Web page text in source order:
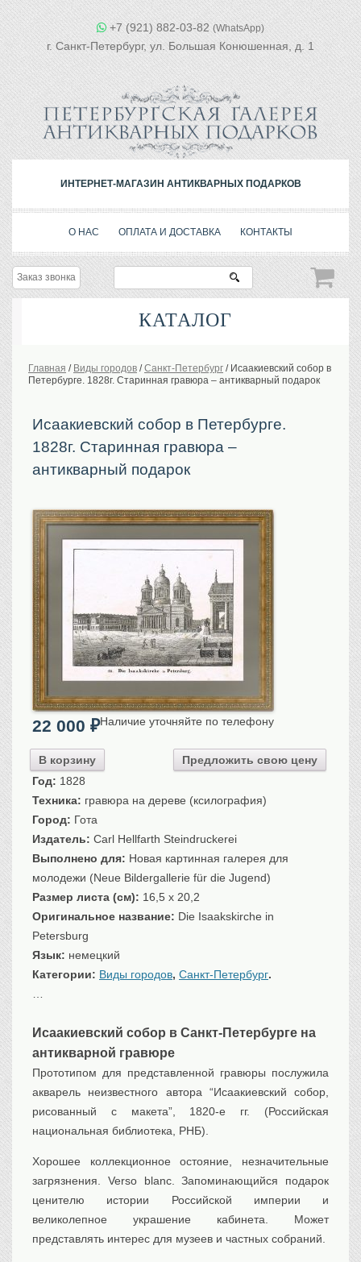
+7 (921) 882-03-82 (WhatsApp)
г. Санкт-Петербург, ул. Большая Конюшенная, д. 1
ИНТЕРНЕТ-МАГАЗИН АНТИКВАРНЫХ ПОДАРКОВ
О НАС ОПЛАТА И ДОСТАВКА КОНТАКТЫ
Заказ звонка
КАТАЛОГ
История Российской империи. Обычаи
Предметы VIP
Портреты царской семьи
Старинные планы городов
Санкт-Петербург
Российская империя
Прочие
Старинные карты
Российская империя
Европа
Мир
Исторические карты
Виды городов
Москва
Российская империя
Прочие
Севастополь, Крым
Ценные бумаги
История моды. Униформа
Гражданская мода
Униформа
Охота. Флора. Фауна
Техника, транспорт, архитектура
Архитектура
Техника
Транспорт
Флот, кораблестроение
Букинистика
Медицина
Оружие, военная атрибутика
Выставочные экспонаты XVI-XIXв.
Главная / Виды городов /Санкт-Петербург / Исаакиевский собор в
Петербурге. 1828г. Старинная гравюра – антикварный подарок
Исаакиевский собор в Петербурге.
1828г. Старинная гравюра –
антикварный подарок
22 000 ₽
В корзину Предложить свою цену
Наличие уточняйте по телефону
Год: 1828
Техника: гравюра на дереве (ксилография)
Город: Гота
Издатель: Carl Hellfarth Steindruckerei
Выполнено для: Новая картинная галерея для
молодежи (Neue Bildergallerie für die Jugend)
Размер листа (см): 16,5 x 20,2
Оригинальное название: Die Isaakskirche in
Petersburg
Язык: немецкий
Категории: Виды городов, Санкт-Петербург.
Исаакиевский собор в Санкт-Петербурге на
антикварной гравюре
Прототипом для представленной гравюры послужила
акварель неизвестного автора “Исаакиевский собор,
рисованный с макета”, 1820-е гг. (Российская
национальная библиотека, РНБ).
Хорошее коллекционное остояние, незначительные
загрязнения. Verso blanc. Запоминающийся подарок
ценителю истории Российской империи и
великолепное украшение кабинета. Может
представлять интерес для музеев и частных собраний.